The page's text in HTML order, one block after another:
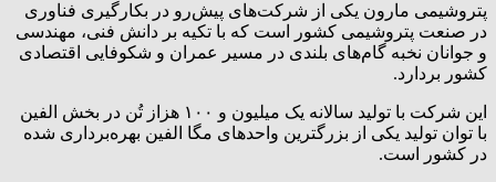
پتروشیمی مارون یکی از شرکت‌های پیش‌رو در بکارگیری فناوری
در صنعت پتروشیمی کشور است که با تکیه بر دانش فنی، مهندسی
و جوانان نخبه گام‌های بلندی در مسیر عمران و شکوفایی اقتصادی
کشور بردارد.
این شرکت با تولید سالانه یک میلیون و ۱۰۰ هزاز تُن در بخش الفین
با توان تولید یکی از بزرگترین واحد‌های مگا الفین بهره‌برداری شده
در کشور است.